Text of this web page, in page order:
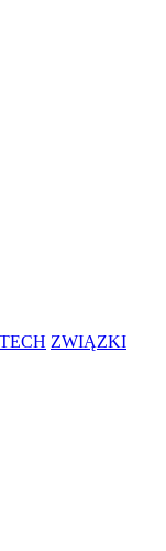
TECH ZWIĄZKI